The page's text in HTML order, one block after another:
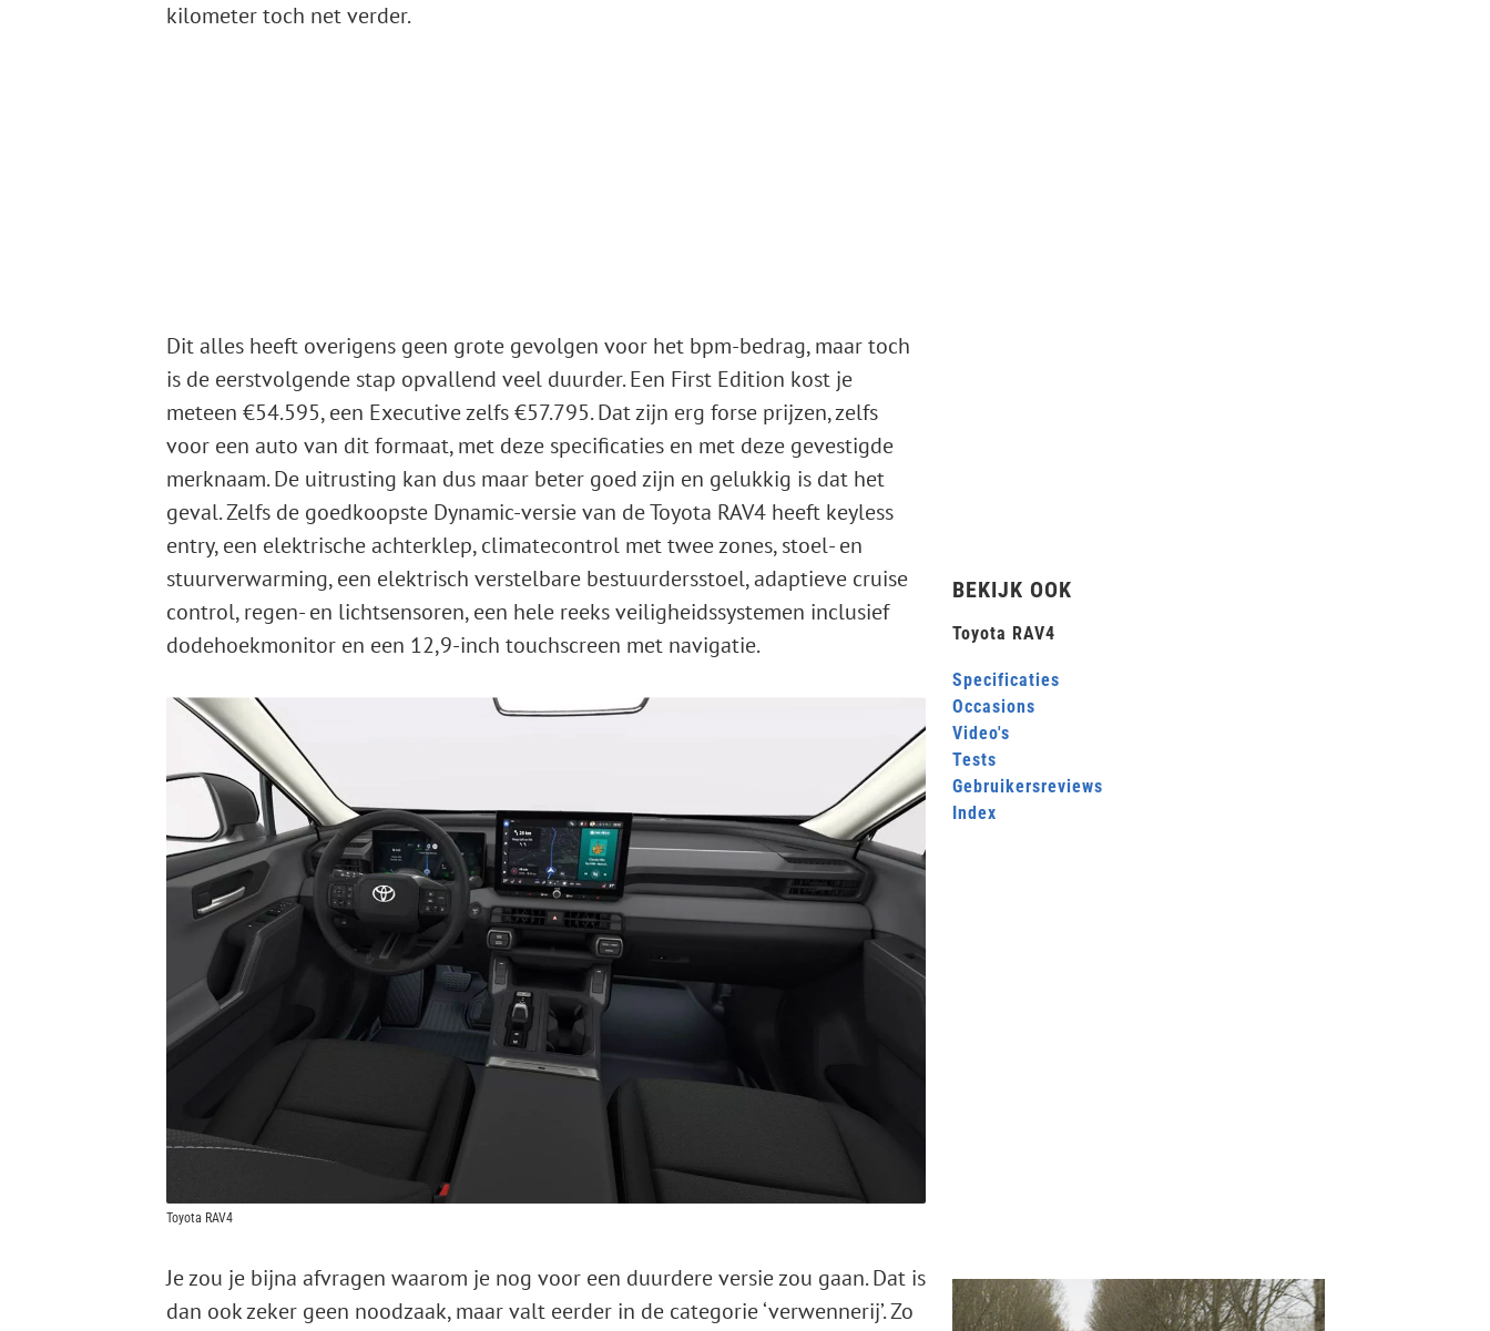
kilometer toch net verder.
Dit alles heeft overigens geen grote gevolgen voor het bpm-bedrag, maar toch
is de eerstvolgende stap opvallend veel duurder. Een First Edition kost je
meteen €54.595, een Executive zelfs €57.795. Dat zijn erg forse prijzen, zelfs
voor een auto van dit formaat, met deze specificaties en met deze gevestigde
merknaam. De uitrusting kan dus maar beter goed zijn en gelukkig is dat het
geval. Zelfs de goedkoopste Dynamic-versie van de Toyota RAV4 heeft keyless
entry, een elektrische achterklep, climatecontrol met twee zones, stoel- en
stuurverwarming, een elektrisch verstelbare bestuurdersstoel, adaptieve cruise
control, regen- en lichtsensoren, een hele reeks veiligheidssystemen inclusief
dodehoekmonitor en een 12,9-inch touchscreen met navigatie.
Toyota RAV4
Je zou je bijna afvragen waarom je nog voor een duurdere versie zou gaan. Dat is
dan ook zeker geen noodzaak, maar valt eerder in de categorie ‘verwennerij’. Zo
BEKIJK OOK
Toyota RAV4
Specificaties
Occasions
Video's
Tests
Gebruikersreviews
Index